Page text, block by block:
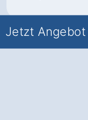
Jetzt Angebot